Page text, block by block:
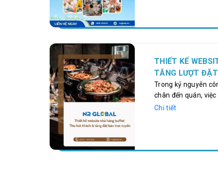
cách quản lý hiện
THIẾT KẾ
TĂNG LƯỢT
Trong kỷ nguyên
chân đến quán,
thông minh mà là
thương hiệu giữa
Chi tiết